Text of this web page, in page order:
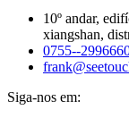
10º andar,
xiangshan,
0755--
Siga-nos em: